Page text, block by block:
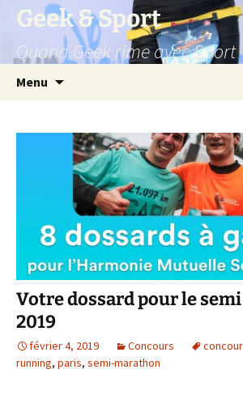
Aller
contenu
Geek & Sport
Quand Geek rime avec Sport
Menu
Votre dossard pour le semi
2019
février 4, 2019 Concours
running, paris, semi-marathon